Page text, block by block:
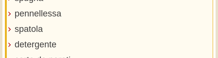
pennellessa
spatola
detergente